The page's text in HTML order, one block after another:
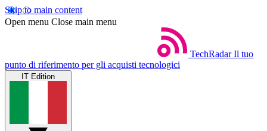
Skip to main content
Open menu Close main menu
TechRadar Il tuo
punto di riferimento per gli acquisti tecnologici
IT Edition